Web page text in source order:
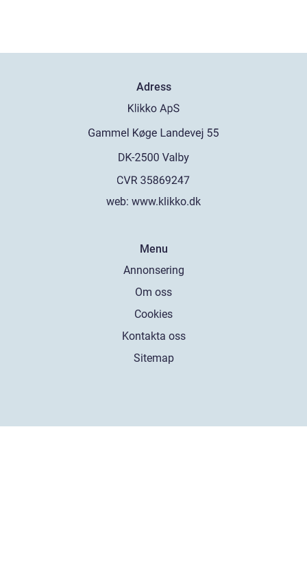
Adress
web: www.klikko.dk
Menu
Annonsering
Om oss
Cookies
Kontakta oss
Sitemap